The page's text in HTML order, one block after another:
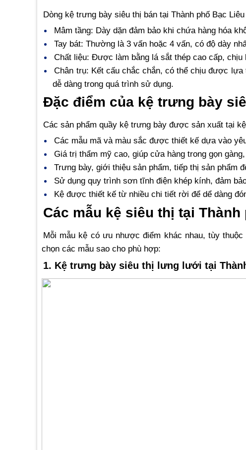
Dòng kệ trưng bày siêu thị bán tại Thành phố Bạc
Mâm tầng: Dày dặn đảm bảo khi chứa hàng hóa
Tay bát: Thường là 3 vấn hoặc 4 vấn, có độ dày
Chất liệu: Được làm bằng lá sắt thép cao cấp,
Chân trụ: Kết cấu chắc chắn, có thể chịu được
dễ dàng trong quá trình sử dụng.
Đặc điểm của kệ trưng bày
Các sản phẩm quầy kệ trưng bày được sản xuất tại
Các mẫu mã và màu sắc được thiết kế dựa vào
Giá trị thẩm mỹ cao, giúp cửa hàng trong gọn
Trưng bày, giới thiệu sản phẩm, tiếp thị sản phẩm
Sử dụng quy trình sơn tĩnh điện khép kính, đảm
Kệ được thiết kế từ nhiều chi tiết rời để dể dàng
Các mẫu kệ siêu thị tại Thành
Mỗi mẫu kệ có ưu nhược điểm khác nhau, tùy
chọn các mẫu sao cho phù hợp:
1. Kệ trưng bày siêu thị lưng lưới tại